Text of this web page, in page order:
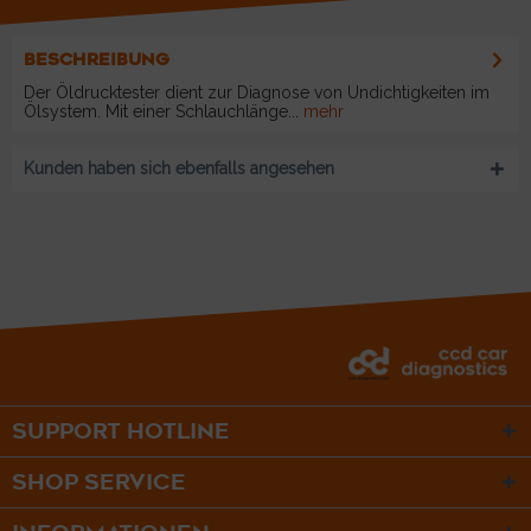
BESCHREIBUNG
Der Öldrucktester dient zur Diagnose von Undichtigkeiten im
Ölsystem. Mit einer Schlauchlänge...
mehr
Kunden haben sich ebenfalls angesehen
SUPPORT HOTLINE
SHOP SERVICE